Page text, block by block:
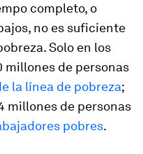
completo, o
no es suficiente
Solo en los
millones de personas
la línea de pobreza;
millones de personas
pobres.